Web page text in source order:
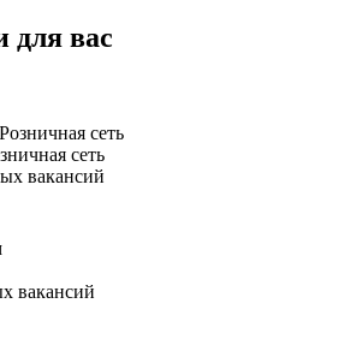
для вас
сеть
вакансий
вакансий